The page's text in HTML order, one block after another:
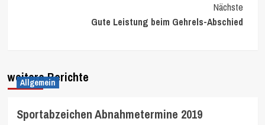
Nächste
Gute Leistung beim Gehrels-Abschied
weitere Berichte
Allgemein
Sportabzeichen Abnahmetermine 2019